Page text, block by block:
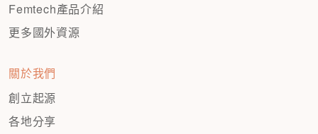
Femtech產品介紹
更多國外資源
關於我們
創立起源
各地分享